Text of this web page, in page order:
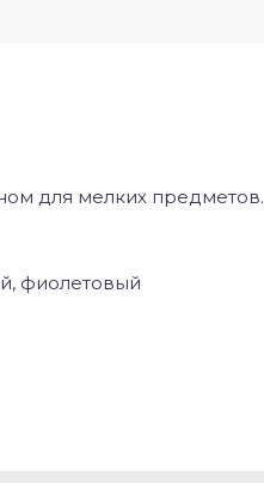
для мелких предметов.
фиолетовый